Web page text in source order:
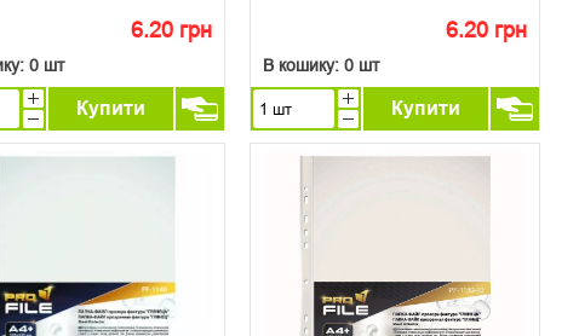
6.20 грн
0 шт
Купити
6.20 грн
В кошику: 0 шт
Купити